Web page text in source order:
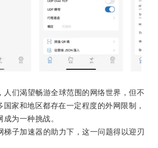
们渴望畅游全球范围的网络世界，但不
国家和地区都存在一定程度的外网限制，
为一种挑战。
子加速器的助力下，这一问题得以迎刃